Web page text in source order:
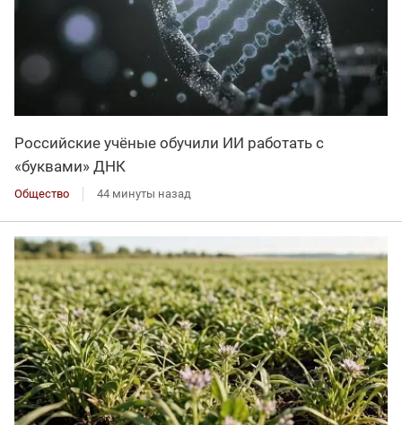
Российские учёные обучили ИИ работать с
«буквами» ДНК
Общество 44 минуты назад